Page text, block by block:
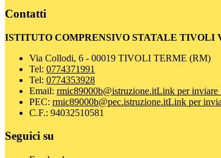
Contatti
ISTITUTO COMPRENSIVO STATALE TIVOLI
Via Collodi, 6 - 00019 TIVOLI TERME (RM)
Tel: 0774371991
Tel: 0774353928
Email: rmic89000b@istruzione.itLink per inviare
PEC: rmic89000b@pec.istruzione.itLink per
C.F.: 94032510581
Seguici su